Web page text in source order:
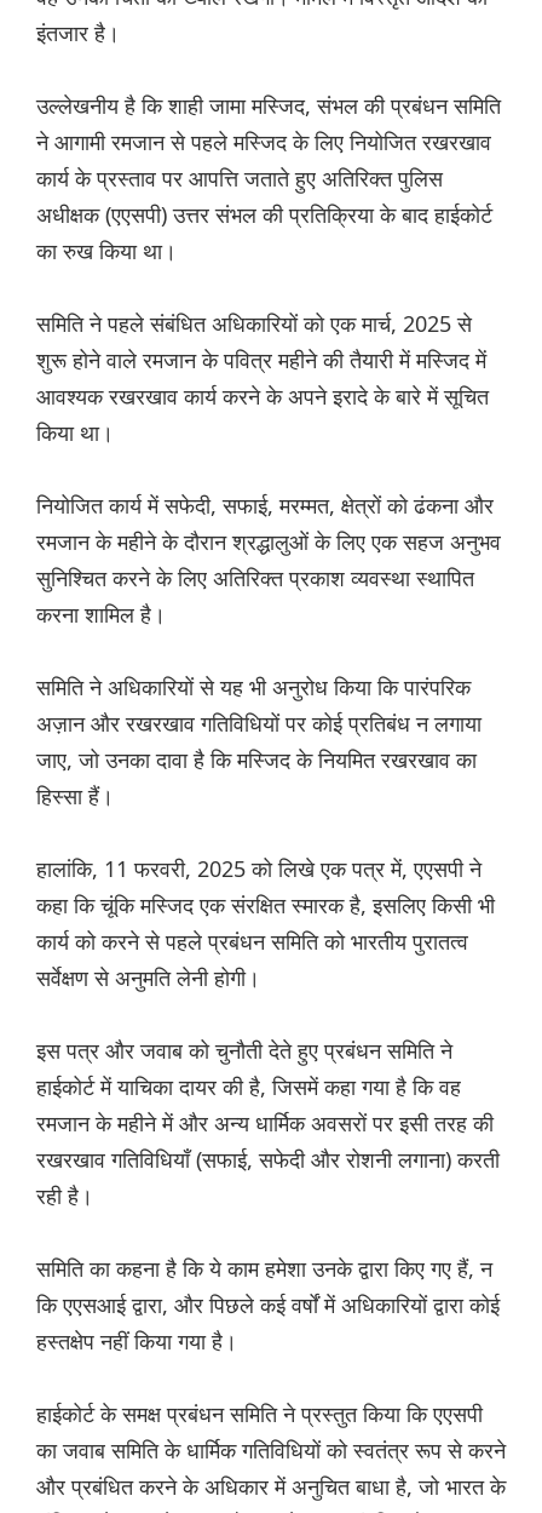
इंतजार है।
उल्लेखनीय है कि शाही जामा मस्जिद, संभल की प्रबंधन समिति
ने आगामी रमजान से पहले मस्जिद के लिए नियोजित रखरखाव
कार्य के प्रस्ताव पर आपत्ति जताते हुए अतिरिक्त पुलिस
अधीक्षक (एएसपी) उत्तर संभल की प्रतिक्रिया के बाद हाईकोर्ट
का रुख किया था।
समिति ने पहले संबंधित अधिकारियों को एक मार्च, 2025 से
शुरू होने वाले रमजान के पवित्र महीने की तैयारी में मस्जिद में
आवश्यक रखरखाव कार्य करने के अपने इरादे के बारे में सूचित
किया था।
नियोजित कार्य में सफेदी, सफाई, मरम्मत, क्षेत्रों को ढंकना और
रमजान के महीने के दौरान श्रद्धालुओं के लिए एक सहज अनुभव
सुनिश्चित करने के लिए अतिरिक्त प्रकाश व्यवस्था स्थापित
करना शामिल है।
समिति ने अधिकारियों से यह भी अनुरोध किया कि पारंपरिक
अज़ान और रखरखाव गतिविधियों पर कोई प्रतिबंध न लगाया
जाए, जो उनका दावा है कि मस्जिद के नियमित रखरखाव का
हिस्सा हैं।
हालांकि, 11 फरवरी, 2025 को लिखे एक पत्र में, एएसपी ने
कहा कि चूंकि मस्जिद एक संरक्षित स्मारक है, इसलिए किसी भी
कार्य को करने से पहले प्रबंधन समिति को भारतीय पुरातत्व
सर्वेक्षण से अनुमति लेनी होगी।
इस पत्र और जवाब को चुनौती देते हुए प्रबंधन समिति ने
हाईकोर्ट में याचिका दायर की है, जिसमें कहा गया है कि वह
रमजान के महीने में और अन्य धार्मिक अवसरों पर इसी तरह की
रखरखाव गतिविधियाँ (सफाई, सफेदी और रोशनी लगाना) करती
रही है।
समिति का कहना है कि ये काम हमेशा उनके द्वारा किए गए हैं, न
कि एएसआई द्वारा, और पिछले कई वर्षों में अधिकारियों द्वारा कोई
हस्तक्षेप नहीं किया गया है।
हाईकोर्ट के समक्ष प्रबंधन समिति ने प्रस्तुत किया कि एएसपी
का जवाब समिति के धार्मिक गतिविधियों को स्वतंत्र रूप से करने
और प्रबंधित करने के अधिकार में अनुचित बाधा है, जो भारत के